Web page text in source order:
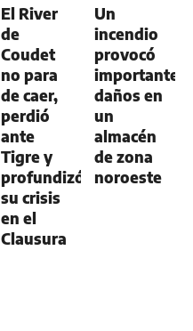
El River
de
Coudet
no para
de caer,
perdió
ante
Tigre y
profundizó
su crisis
en el
Clausura
Un
incendio
provocó
importantes
daños en
un
almacén
de zona
noroeste